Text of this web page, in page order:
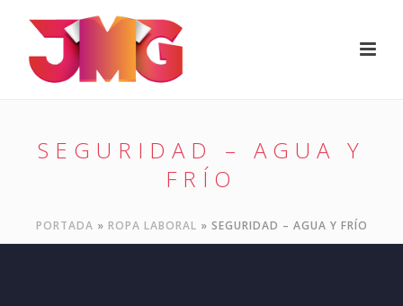
SEGURIDAD – AGUA Y
FRÍO
PORTADA » ROPA LABORAL » SEGURIDAD – AGUA Y FRÍO